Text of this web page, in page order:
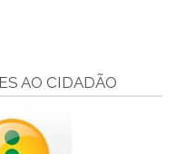
AO CIDADÃO